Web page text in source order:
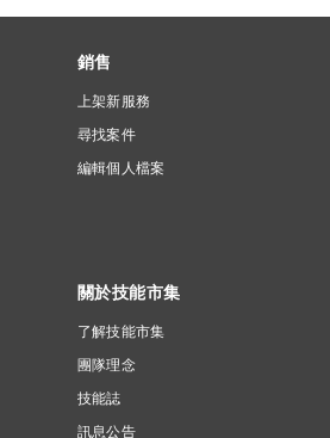
銷售
上架新服務
尋找案件
編輯個人檔案
關於技能市集
了解技能市集
團隊理念
技能誌
訊息公告